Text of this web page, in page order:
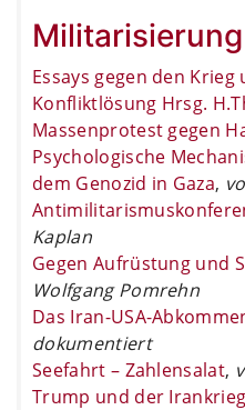
Essays gegen den
Konfliktlösung Hrsg.
Massenprotest gegen
Psychologische
dem Genozid in Gaza,
Kaplan
Gegen Aufrüstung und
Wolfgang Pomrehn
Das Iran-USA-
dokumentiert
Seefahrt – Zahlensalat,
Trump und der Irankrieg